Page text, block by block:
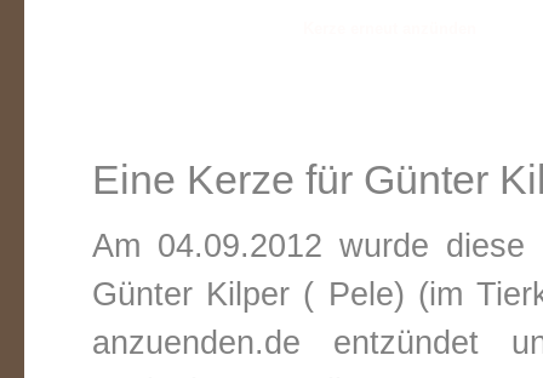
Eine Kerze für Günter
Am 04.09.2012 wurde
Günter Kilper ( Pele) (im
anzuenden.de entzündet